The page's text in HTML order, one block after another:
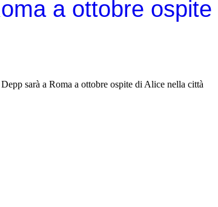
a ottobre ospite